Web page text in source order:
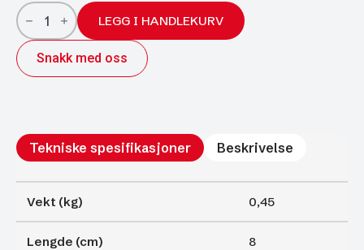
Gassfjærer
Arctic
15/6;
80/20;
175N
antall
LEGG I HANDLEKURV
Snakk med oss
Tekniske spesifikasjoner Beskrivelse
Vekt (kg) 0,45
Lengde (cm) 8